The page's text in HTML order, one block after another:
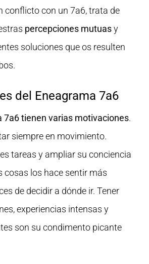
conflicto con un 7a6, trata de
percepciones mutuasy
soluciones que os resulten
del Eneagrama 7a6
7a6 tienen varias motivaciones.
siempre en movimiento.
tareas y ampliar su conciencia
cosas los hace sentir más
de decidir a dónde ir. Tener
experiencias intensas y
son su condimento picante